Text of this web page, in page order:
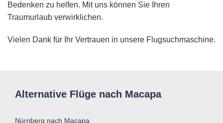
Bedenken zu helfen. Mit uns können Sie Ihren
Traumurlaub verwirklichen.
Vielen Dank für Ihr Vertrauen in unsere Flugsuchmaschine.
Alternative Flüge nach Macapa
Nürnberg nach Macapa